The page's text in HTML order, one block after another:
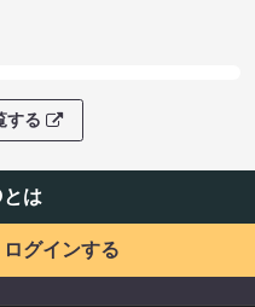
する
とは
グインする